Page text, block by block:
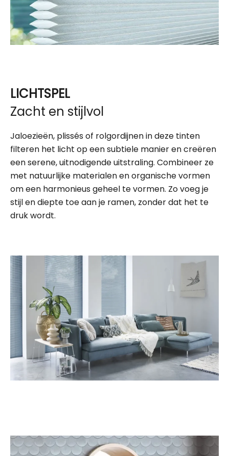
LICHTSPEL
Zacht en stijlvol
Jaloezieën, plissés of rolgordijnen in deze tinten
filteren het licht op een subtiele manier en creëren
een serene, uitnodigende uitstraling. Combineer ze
met natuurlijke materialen en organische vormen
om een harmonieus geheel te vormen. Zo voeg je
stijl en diepte toe aan je ramen, zonder dat het te
druk wordt.